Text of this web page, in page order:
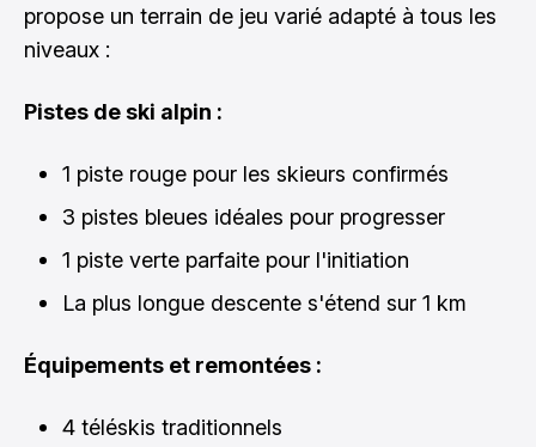
propose un terrain de jeu varié adapté à tous les
niveaux :
Pistes de ski alpin :
1 piste rouge pour les skieurs confirmés
3 pistes bleues idéales pour progresser
1 piste verte parfaite pour l'initiation
La plus longue descente s'étend sur 1 km
Équipements et remontées :
4 téléskis traditionnels